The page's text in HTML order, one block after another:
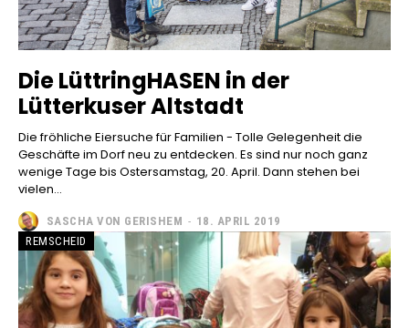
Die LüttringHASEN in der
Lütterkuser Altstadt
Die fröhliche Eiersuche für Familien - Tolle Gelegenheit die
Geschäfte im Dorf neu zu entdecken. Es sind nur noch ganz
wenige Tage bis Ostersamstag, 20. April. Dann stehen bei
vielen...
SASCHA VON GERISHEM - 18. APRIL 2019
REMSCHEID